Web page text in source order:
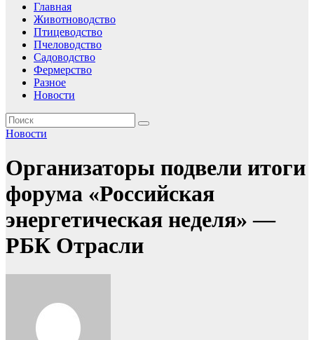
Главная
Животноводство
Птицеводство
Пчеловодство
Садоводство
Фермерство
Разное
Новости
Новости
Организаторы подвели итоги
форума «Российская
энергетическая неделя» —
РБК Отрасли